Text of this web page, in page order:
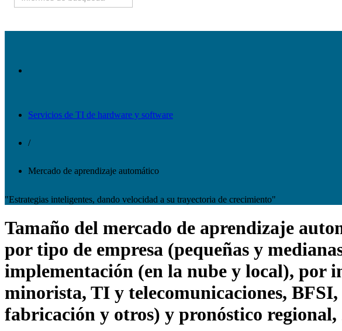
Servicios de TI de hardware y software
/
Mercado de aprendizaje automático
"Estrategias inteligentes, dando velocidad a su trayectoria de crecimiento"
Tamaño del mercado de aprendizaje
por tipo de empresa (pequeñas y
implementación (en la nube y local), por
minorista, TI y telecomunicaciones,
fabricación y otros) y pronóstico regional,